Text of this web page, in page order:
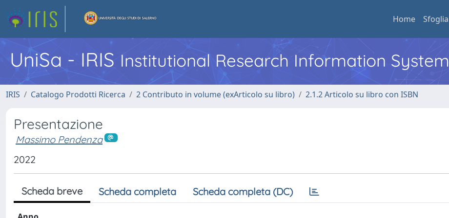
Home Sfoglia
UniSa - IRIS Institutional Research Information System
IRIS Catalogo Prodotti Ricerca 2 Contributo in volume (exArticolo su libro) 2.1.2 Articolo su libro con ISBN
Presentazione
Massimo Pendenza
2022
Scheda breve Scheda completa Scheda completa (DC)